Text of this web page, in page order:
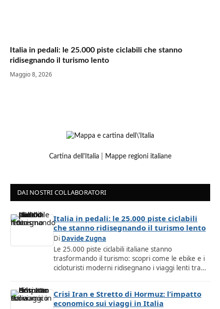
Italia in pedali: le 25.000 piste ciclabili che stanno
ridisegnando il turismo lento
Maggio 8, 2026
Cartina dell'Italia Mappe regioni italiane
DAI NOSTRI COLLABORATORI
Italia in pedali: le 25.000 piste ciclabili
che stanno ridisegnando il turismo lento
Di Davide Zugna
Le 25.000 piste ciclabili italiane stanno
trasformando il turismo: scopri come le ebike e i
cicloturisti moderni ridisegnano i viaggi lenti tra…
Crisi Iran e Stretto di Hormuz: l’impatto
economico sui viaggi in Italia